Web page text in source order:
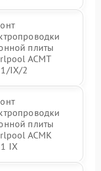
плиты
ACMT
IX/2
плиты
ACMK
IX